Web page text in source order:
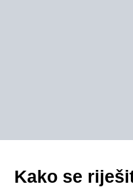
Kako se